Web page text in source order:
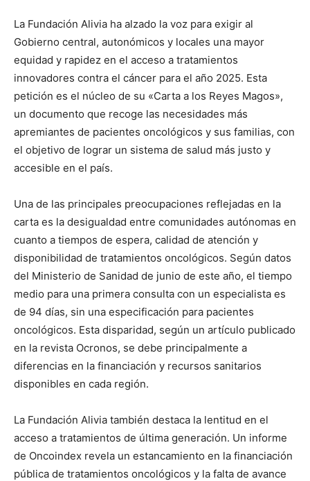
La Fundación Alivia ha alzado la voz para exigir al
Gobierno central, autonómicos y locales una mayor
equidad y rapidez en el acceso a tratamientos
innovadores contra el cáncer para el año 2025. Esta
petición es el núcleo de su «Carta a los Reyes Magos»,
un documento que recoge las necesidades más
apremiantes de pacientes oncológicos y sus familias, con
el objetivo de lograr un sistema de salud más justo y
accesible en el país.
Una de las principales preocupaciones reflejadas en la
carta es la desigualdad entre comunidades autónomas en
cuanto a tiempos de espera, calidad de atención y
disponibilidad de tratamientos oncológicos. Según datos
del Ministerio de Sanidad de junio de este año, el tiempo
medio para una primera consulta con un especialista es
de 94 días, sin una especificación para pacientes
oncológicos. Esta disparidad, según un artículo publicado
en la revista Ocronos, se debe principalmente a
diferencias en la financiación y recursos sanitarios
disponibles en cada región.
La Fundación Alivia también destaca la lentitud en el
acceso a tratamientos de última generación. Un informe
de Oncoindex revela un estancamiento en la financiación
pública de tratamientos oncológicos y la falta de avance